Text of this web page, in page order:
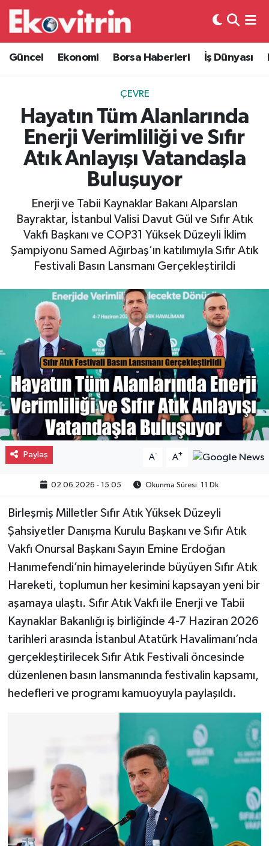
Güncel Ekonomi Borsa Haberleri İş Dünyası
ÇEVRE
Hayatın Tüm Alanlarında
Enerji Verimliliği ve Sıfır
Atık Anlayışı Vatandaşla
Buluşuyor
Enerji ve Tabii Kaynaklar Bakanı Alparslan
Bayraktar, İstanbul Valisi Davut Gül ve Sıfır Atık
Vakfı Başkanı ve COP31 Yüksek Düzeyli İklim
Şampiyonu Samed Ağırbaş’ın katılımıyla Sıfır Atık
Festivali Basın Lansmanı Gerçekleştirildi
Paylaş A- A+
02.06.2026 - 15:05 Okunma Süresi: 11 Dk
Birleşmiş Milletler Sıfır Atık Yüksek Düzeyli
Şahsiyetler Danışma Kurulu Başkanı ve Sıfır Atık
Vakfı Onursal Başkanı Sayın Emine Erdoğan
Hanımefendi’nin himayelerinde büyüyen Sıfır Atık
Hareketi, toplumun her kesimini kapsayan yeni bir
aşamaya ulaştı. Sıfır Atık Vakfı ile Enerji ve Tabii
Kaynaklar Bakanlığı iş birliğinde 4-7 Haziran 2026
tarihleri arasında İstanbul Atatürk Havalimanı’nda
gerçekleştirilecek Sıfır Atık Festivali öncesinde
düzenlenen basın lansmanında festivalin kapsamı,
hedefleri ve programı kamuoyuyla paylaşıldı.
Güncel
Ekonomi
Borsa Haberleri
İş Dünyası
Lojistik
Otovitrin
Asayiş
Magazin
Gayrimenkul
Spor
Eğitim
Hava Durumu
Trafik Durumu
Süper Lig Puan Durumu ve Fikstür
Tüm Manşetler
Son Dakika Haberleri
Haber Arşivi